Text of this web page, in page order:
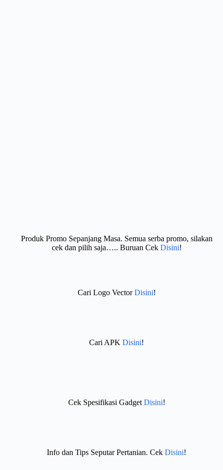
Produk Promo Sepanjang Masa. Semua serba promo, silakan
cek dan pilih saja….. Buruan Cek Disini!
Cari Logo VectorDisini!
Cari APK Disini!
Cek Spesifikasi Gadget Disini!
Info dan Tips Seputar Pertanian. Cek Disini!